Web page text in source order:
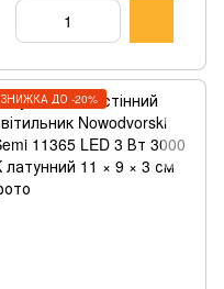
ЗНИЖКА ДО -20%